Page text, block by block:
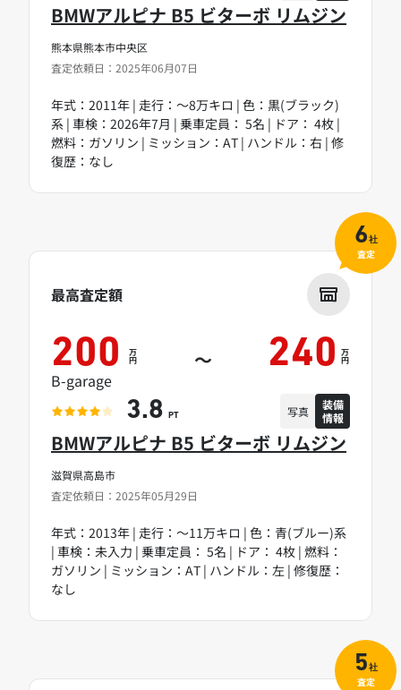
熊本県熊本市中央区
査定依頼日：2025年06月07日
BMWアルピナ B5 ビターボ リムジン
年式：2011年 | 走行：～8万キロ | 色：黒(ブラック)
系 | 車検：2026年7月 | 乗車定員： 5名 | ドア： 4枚 |
燃料：ガソリン | ミッション：AT | ハンドル：右 | 修
復歴：なし
滋賀県高島市
査定依頼日：2025年05月29日
BMWアルピナ B5 ビターボ リムジン
年式：2013年 | 走行：～11万キロ | 色：青(ブルー)系
| 車検：未入力 | 乗車定員： 5名 | ドア： 4枚 | 燃料：
ガソリン | ミッション：AT | ハンドル：左 | 修復歴：
なし
最高査定額
200 万
円 ～ 240 万
円
B-garage
3.8 PT 写真
装備
情報
6社
査定
5社
査定